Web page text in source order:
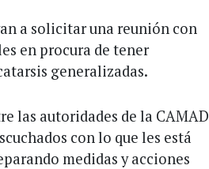
a solicitar una reunión con
en procura de tener
generalizadas.
las autoridades de la CAMAD
con lo que les está
medidas y acciones